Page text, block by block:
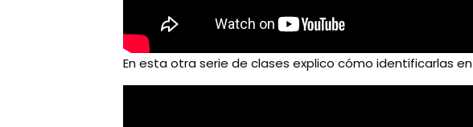
En esta otra serie de clases explico cómo identificarlas